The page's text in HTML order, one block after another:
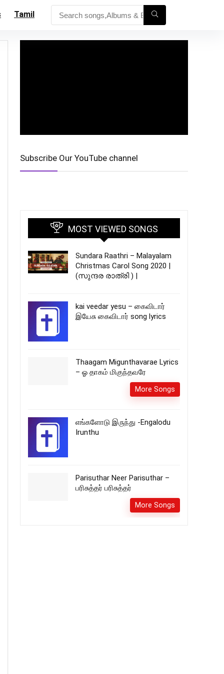
Tamil
Subscribe Our YouTube channel
MOST VIEWED SONGS
Sundara Raathri – Malayalam
Christmas Carol Song 2020 |
(സുന്ദര രാത്രി ) |
kai veedar yesu – கைவிடார்
இயேசு கைவிடார் song lyrics
Thaagam Migunthavarae Lyrics
– ஓ தாகம் மிகுந்தவரே
More Songs
எங்களோடு இருந்து -Engalodu
Irunthu
Parisuthar Neer Parisuthar –
பரிசுத்தர் பரிசுத்தர்
More Songs